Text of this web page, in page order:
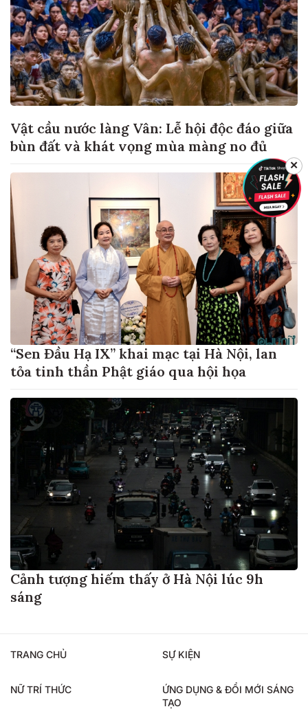
Vật cầu nước làng Vân: Lễ hội độc đáo giữa
bùn đất và khát vọng mùa màng no đủ
“Sen Đầu Hạ IX” khai mạc tại Hà Nội, lan
tỏa tinh thần Phật giáo qua hội họa
Cảnh tượng hiếm thấy ở Hà Nội lúc 9h
sáng
TRANG CHỦ SỰ KIỆN
NỮ TRÍ THỨC
ỨNG DỤNG & ĐỔI MỚI SÁNG
TẠO
✕